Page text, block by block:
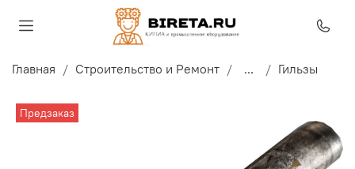
Главная Строительство и Ремонт ... Гильзы
Предзаказ